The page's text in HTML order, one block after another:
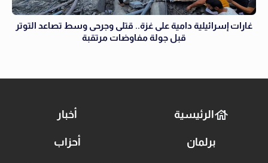
غارات إسرائيلية دامية على غزة.. قتلى وجرحى وسط تصاعد التوتر
قبل جولة مفاوضات مرتقبة
الرئيسية أخبار
برلمان أحزاب